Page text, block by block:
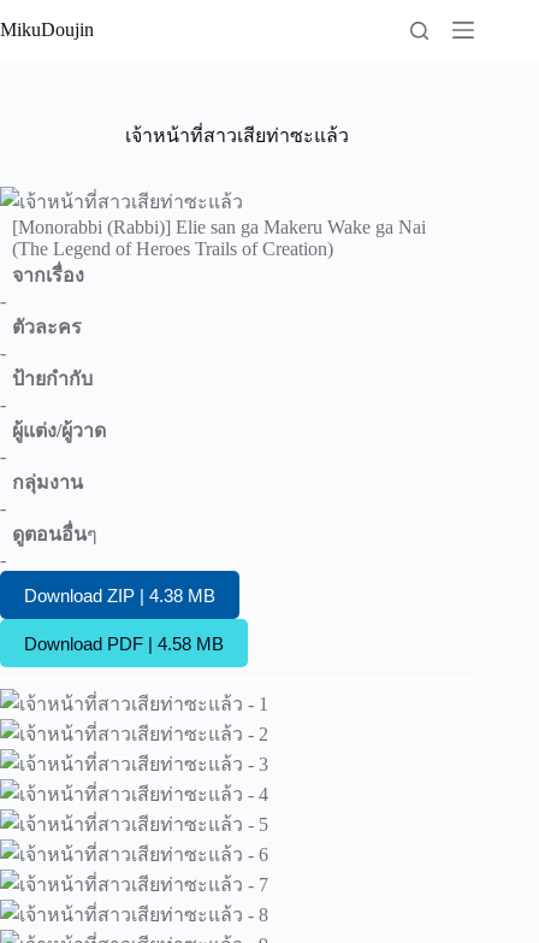
to
MikuDoujin
เจ้าหน้าที่สาวเสียท่าซะแล้ว
[Monorabbi (Rabbi)] Elie san ga Makeru Wake ga Nai
(The Legend of Heroes Trails of Creation)
จากเรื่อง
-
ตัวละคร
-
ป้ายกำกับ
-
ผู้แต่ง/ผู้วาด
-
กลุ่มงาน
-
ดูตอนอื่นๆ
-
Download ZIP | 4.38 MB
Download PDF | 4.58 MB